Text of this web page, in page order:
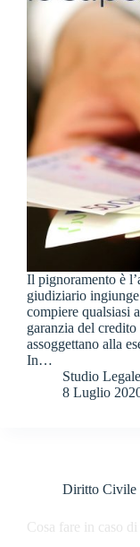
Il pignoramento è
giudiziario
compiere qualsiasi
garanzia del
assoggettano alla
In…
Studio
8 Luglio
Diritto Civile
Cosa fare in caso